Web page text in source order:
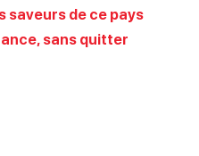
saveurs de ce pays
sans quitter